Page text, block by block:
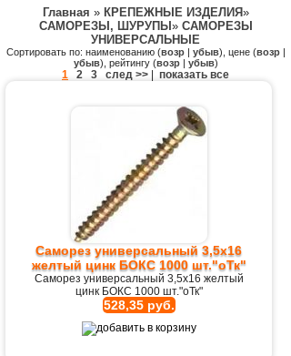
Главная » КРЕПЕЖНЫЕ ИЗДЕЛИЯ»
САМОРЕЗЫ, ШУРУПЫ » САМОРЕЗЫ
УНИВЕРСАЛЬНЫЕ
Сортировать по: наименованию (возр| убыв), цене (возр|
убыв), рейтингу (возр| убыв)
1 2 3 след >> показать все
Саморез универсальный 3,5х16
желтый цинк БОКС 1000 шт."оТк"
Саморез универсальный 3,5х16 желтый
цинк БОКС 1000 шт."оТк"
528,35 руб.